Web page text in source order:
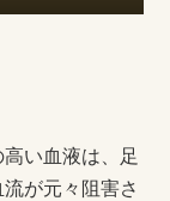
い血液は、足
が元々阻害さ